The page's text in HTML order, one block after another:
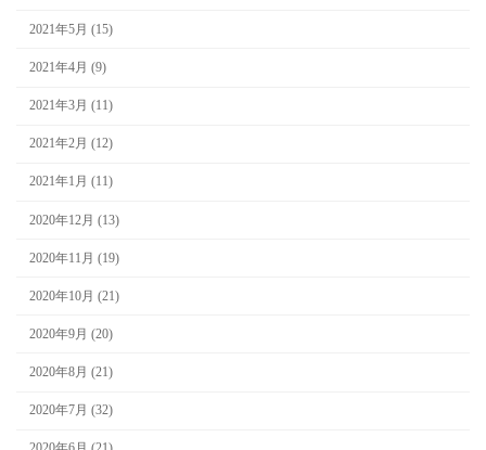
2021年5月 (15)
2021年4月 (9)
2021年3月 (11)
2021年2月 (12)
2021年1月 (11)
2020年12月 (13)
2020年11月 (19)
2020年10月 (21)
2020年9月 (20)
2020年8月 (21)
2020年7月 (32)